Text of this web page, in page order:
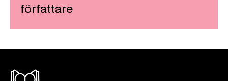
författare